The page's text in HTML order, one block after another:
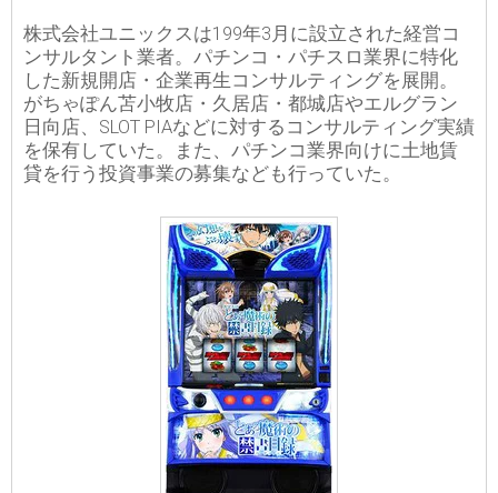
株式会社ユニックスは199年3月に設立された経営コ
ンサルタント業者。パチンコ・パチスロ業界に特化
した新規開店・企業再生コンサルティングを展開。
がちゃぽん苫小牧店・久居店・都城店やエルグラン
日向店、SLOT PIAなどに対するコンサルティング実績
を保有していた。また、パチンコ業界向けに土地賃
貸を行う投資事業の募集なども行っていた。